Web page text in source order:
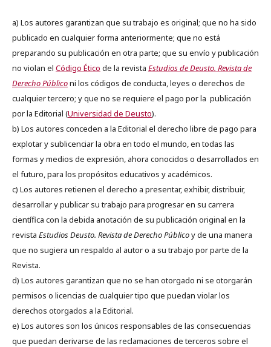
a) Los autores garantizan que su trabajo es original; que no ha sido
publicado en cualquier forma anteriormente; que no está
preparando su publicación en otra parte; que su envío y publicación
no violan el Código Ético de la revista Estudios de Deusto. Revista de
Derecho Públiconi los códigos de conducta, leyes o derechos de
cualquier tercero; y que no se requiere el pago por la publicación
por la Editorial (Universidad de Deusto).
b) Los autores conceden a la Editorial el derecho libre de pago para
explotar y sublicenciar la obra en todo el mundo, en todas las
formas y medios de expresión, ahora conocidos o desarrollados en
el futuro, para los propósitos educativos y académicos.
c) Los autores retienen el derecho a presentar, exhibir, distribuir,
desarrollar y publicar su trabajo para progresar en su carrera
científica con la debida anotación de su publicación original en la
revista Estudios Deusto. Revista de Derecho Públicoy de una manera
que no sugiera un respaldo al autor o a su trabajo por parte de la
Revista.
d) Los autores garantizan que no se han otorgado ni se otorgarán
permisos o licencias de cualquier tipo que puedan violar los
derechos otorgados a la Editorial.
e) Los autores son los únicos responsables de las consecuencias
que puedan derivarse de las reclamaciones de terceros sobre el